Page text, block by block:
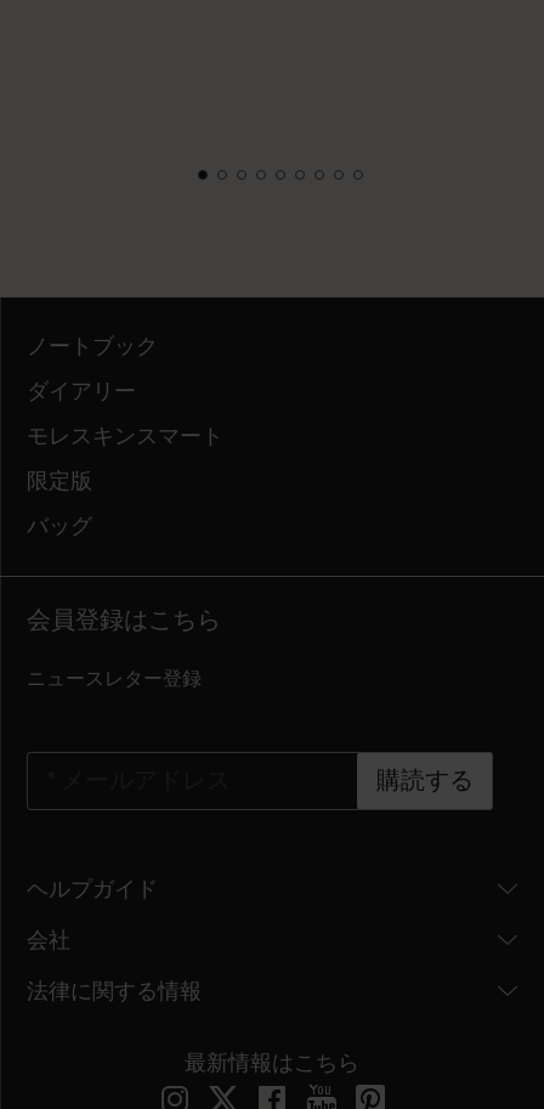
ノートブック
ダイアリー
モレスキンスマート
限定版
バッグ
会員登録はこちら
ニュースレター登録
購読する
ヘルプガイド
会社
法律に関する情報
最新情報はこちら